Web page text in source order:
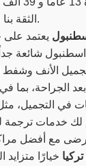
الثقة بنا لنتائج دائمة ومرضية.
يعتمد على
اسطنبول شائعة
الجراحة، بما في
في التجميل،
مع أفضل
خيارًا